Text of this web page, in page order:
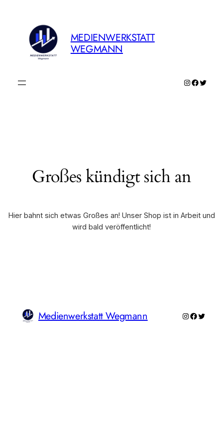
MEDIENWERKSTATT
WEGMANN
Instagram
Großes kündigt sich an
Hier bahnt sich etwas Großes an! Unser Shop ist in Arbeit und
wird bald veröffentlicht!
Medienwerkstatt Wegmann Instagram